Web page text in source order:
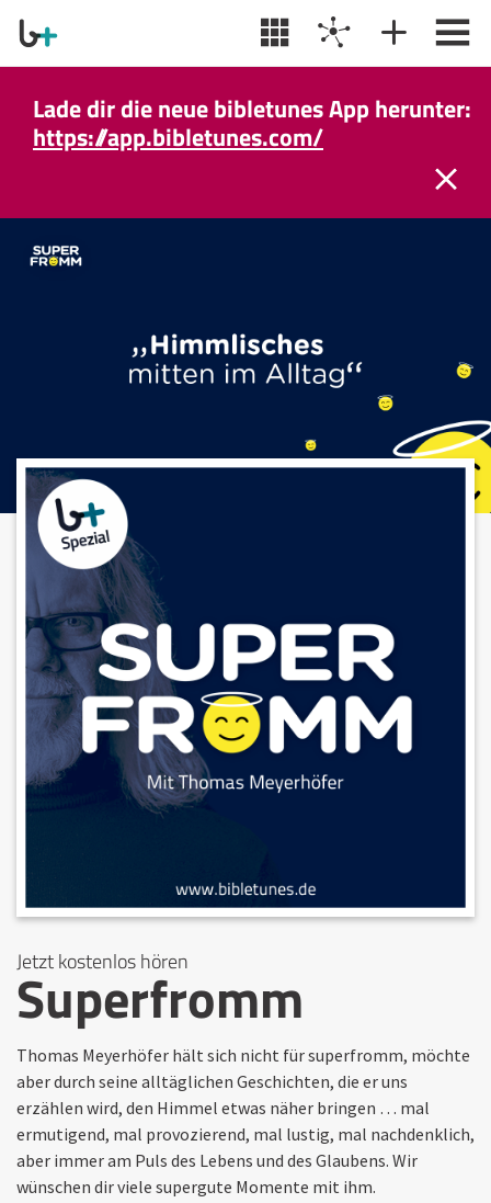
Lade dir die neue bibletunes App herunter:
https://app.bibletunes.com/
Jetzt kostenlos hören
Superfromm
Thomas Meyerhöfer hält sich nicht für superfromm, möchte
aber durch seine alltäglichen Geschichten, die er uns
erzählen wird, den Himmel etwas näher bringen … mal
ermutigend, mal provozierend, mal lustig, mal nachdenklich,
aber immer am Puls des Lebens und des Glaubens. Wir
wünschen dir viele supergute Momente mit ihm.